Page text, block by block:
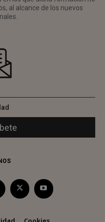
al alcance de los nuevos